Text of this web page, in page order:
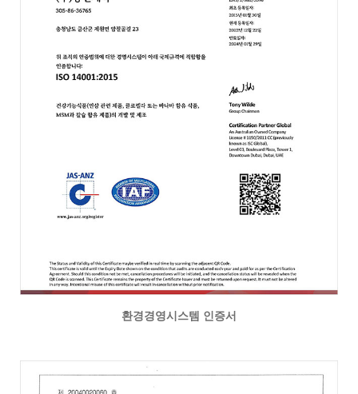
환경경영시스템 인증서